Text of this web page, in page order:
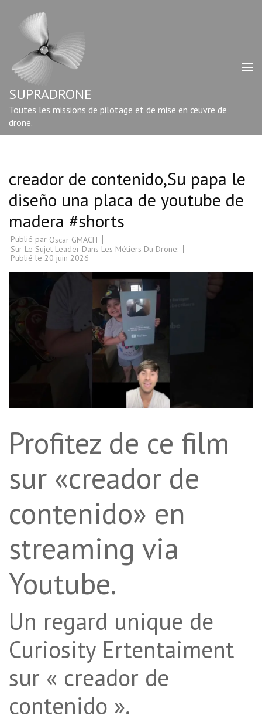
contenu
Entrée)
SUPRADRONE
Toutes les missions de pilotage et de mise en œuvre de
drone.
creador de contenido,Su papa le
diseño una placa de youtube de
madera #shorts
Publié par Oscar GMACH
Sur Le Sujet Leader Dans Les Métiers Du Drone:
Publié le 20 juin 2026
Profitez de ce film
sur «creador de
contenido» en
streaming via
Youtube.
Un regard unique de
Curiosity Ertentaiment
sur « creador de
contenido ».